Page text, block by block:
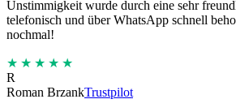
Unstimmigkeit wurde durch eine sehr
telefonisch und über WhatsApp schnell
nochmal!
★★★★★
R
Roman BrzankTrustpilot